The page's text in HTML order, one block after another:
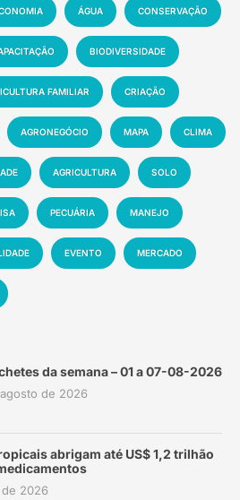
ÁGUA CONSERVAÇÃO
BIODIVERSIDADE
FAMILIAR CRIAÇÃO
AGRONEGÓCIO MAPA CLIMA
AGRICULTURA SOLO
PECUÁRIA MANEJO
EVENTO MERCADO
da semana – 01 a 07-08-2026
de 2026
abrigam até US$ 1,2 trilhão
2026